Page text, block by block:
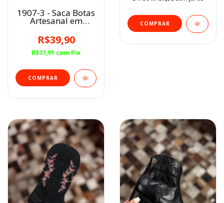
1907-3 - Saca Botas
Artesanal em
R$39,90
R$37,91 com Pix
COMPRAR